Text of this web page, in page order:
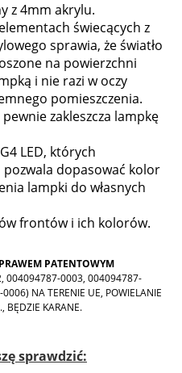
z 4mm akrylu.
świecących z
sprawia, że światło
na powierzchni
i nie razi w oczy
pomieszczenia.
zakleszcza lampkę
LED, których
dopasować kolor
lampki do własnych
frontów i ich kolorów.
PATENTOWYM
004094787-0003, 004094787-
NA TERENIE UE, POWIELANIE
BĘDZIE KARANE.
sprawdzić: